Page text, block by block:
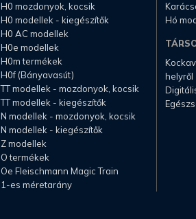
H0 mozdonyok, kocsik
H0 modellek - kiegészítők
H0 AC modellek
H0e modellek
H0m termékek
H0f (Bányavasút)
TT modellek - mozdonyok, kocsik
TT modellek - kiegészítők
N modellek - mozdonyok, kocsik
N modellek - kiegészítők
Z modellek
O termékek
Oe Fleischmann Magic Train
1-es méretarány
Hó
helyről